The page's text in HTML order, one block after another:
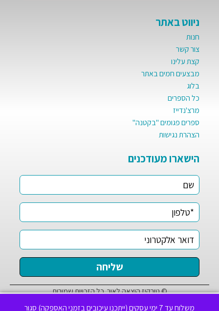
משלוח עד 7 ימי עסקים (ייתכנו עיכובים בזמני האספקה) סגור
ניווט באתר
חנות
צור קשר
קצת עלינו
מבצעים חמים באתר
בלוג
כל הספרים
מרצ'נדייז
ספרים פגומים "בקטנה"
הצהרת נגישות
הישארו מעודכנים
© טורקיז הוצאה לאור. כל הזכויות שמורות